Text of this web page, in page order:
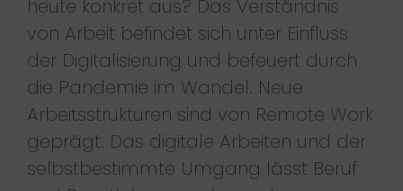
heute konkret aus? Das Verständnis
von Arbeit befindet sich unter Einfluss
der Digitalisierung und befeuert durch
die Pandemie im Wandel. Neue
Arbeitsstrukturen sind von Remote Work
geprägt. Das digitale Arbeiten und der
selbstbestimmte Umgang lässt Beruf